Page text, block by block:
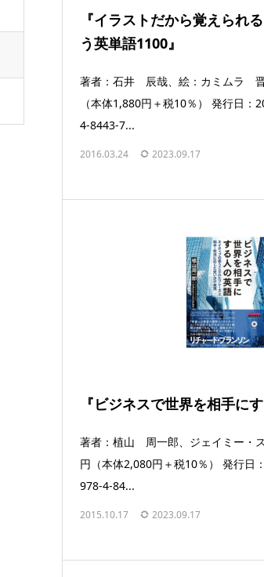
『イラストだから覚えら
う英単語1100』
著者：石井 辰哉、絵：カミムラ
（本体1,880円＋税10％） 発行日
4-8443-7...
2016.03.24 2023.09.17
『ビジネスで世界を相手に
著者：植山 周一郎、ジェイミー・
円（本体2,080円＋税10％） 発行日
978-4-84...
2015.10.17 2023.09.17